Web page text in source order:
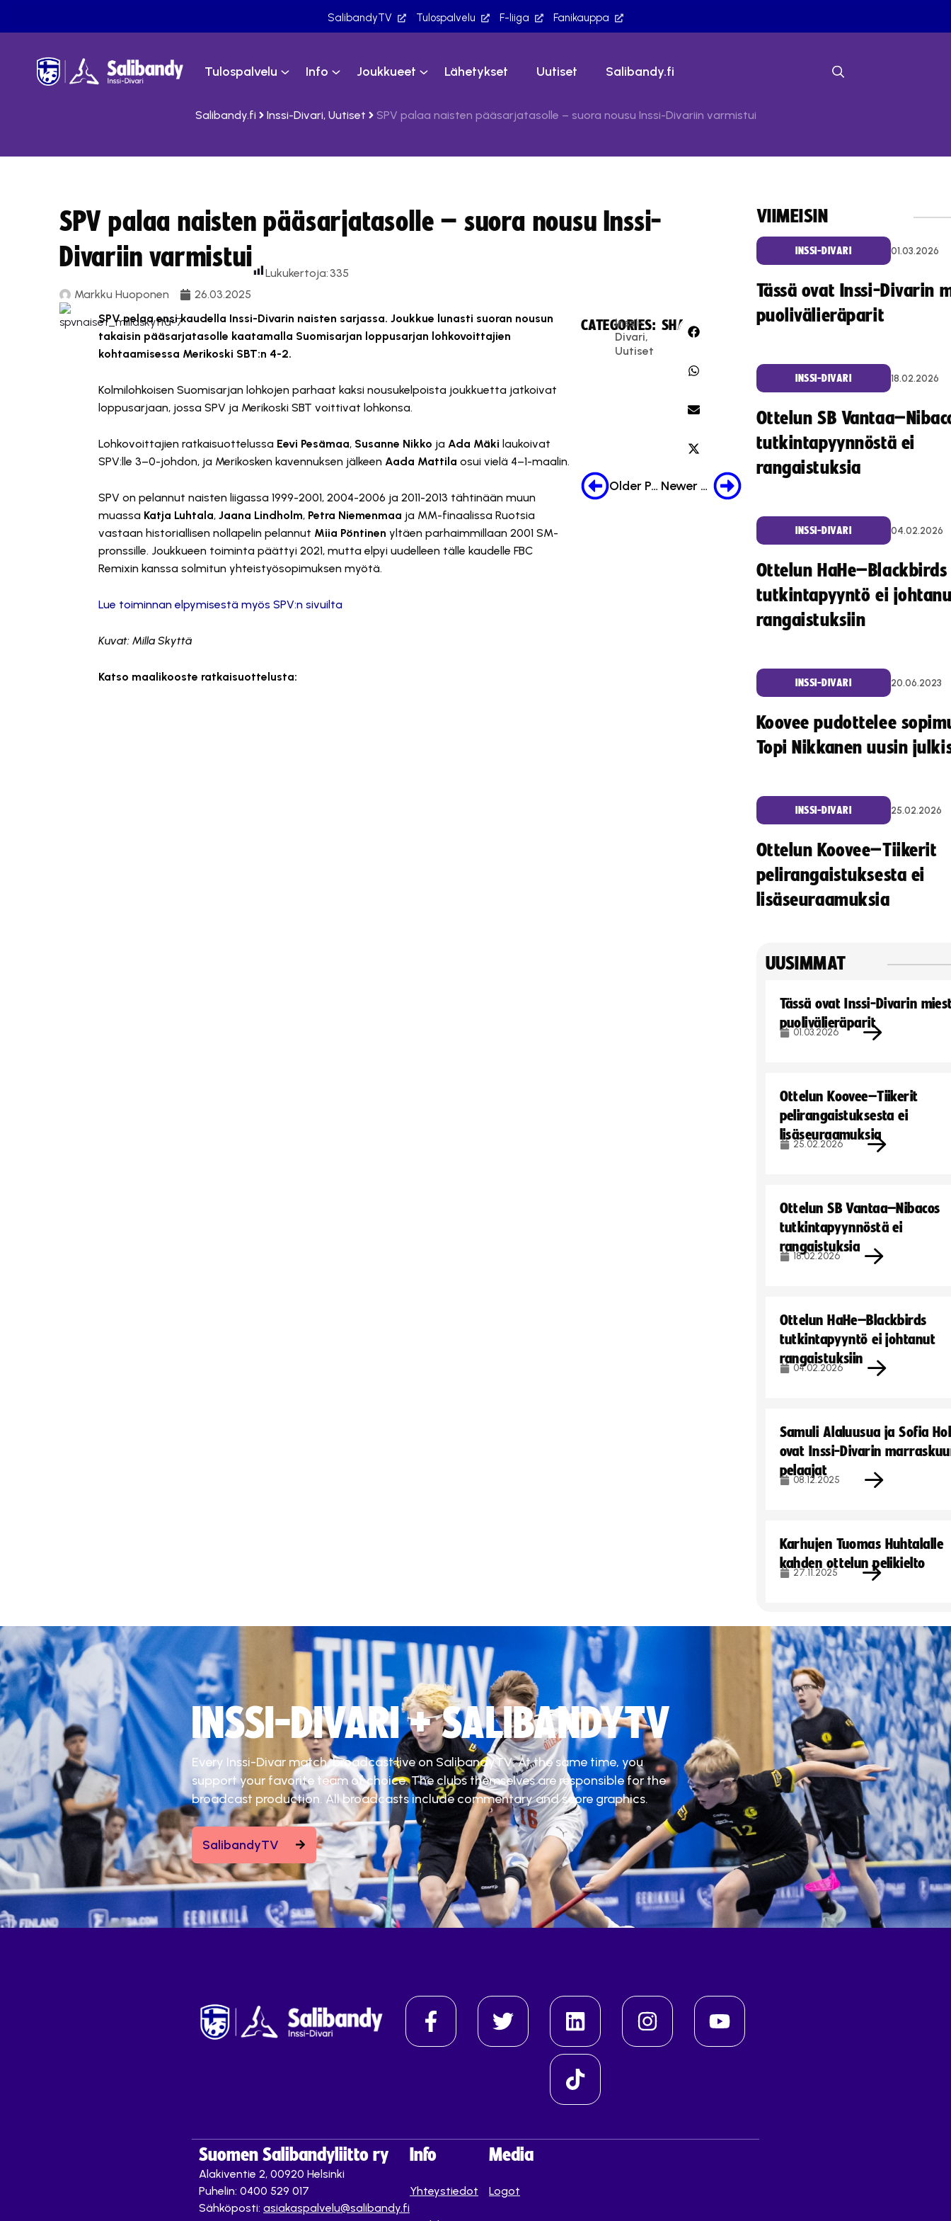
SalibandyTV Tulospalvelu F-liiga Fanikauppa
Tulospalvelu Info Joukkueet Lähetykset Uutiset Salibandy.fi
Salibandy.fi Inssi-Divari, Uutiset SPV palaa naisten pääsarjatasolle – suora nousu Inssi-Divariin varmistui
SPV palaa naisten pääsarjatasolle – suora nousu Inssi-
Divariin varmistui
Markku Huoponen 26.03.2025
Lukukertoja: 335
SPV pelaa ensi kaudella Inssi-Divarin naisten sarjassa. Joukkue lunasti suoran nousun
takaisin pääsarjatasolle kaatamalla Suomisarjan loppusarjan lohkovoittajien
kohtaamisessa Merikoski SBT:n 4-2.
Kolmilohkoisen Suomisarjan lohkojen parhaat kaksi nousukelpoista joukkuetta jatkoivat
loppusarjaan, jossa SPV ja Merikoski SBT voittivat lohkonsa.
Lohkovoittajien ratkaisuottelussa Eevi Pesämaa, Susanne Nikko jaAda Mäki laukoivat
SPV:lle 3–0-johdon, ja Merikosken kavennuksen jälkeenAada Mattila osui vielä 4–1-maalin.
SPV on pelannut naisten liigassa 1999-2001, 2004-2006 ja 2011-2013 tähtinään muun
muassa Katja Luhtala,Jaana Lindholm, Petra Niemenmaa ja MM-finaalissa Ruotsia
vastaan historiallisen nollapelin pelannut Miia Pöntinen yltäen parhaimmillaan 2001 SM-
pronssille. Joukkueen toiminta päättyi 2021, mutta elpyi uudelleen tälle kaudelle FBC
Remixin kanssa solmitun yhteistyösopimuksen myötä.
Lue toiminnan elpymisestä myös SPV:n sivuilta
Kuvat: Milla Skyttä
Katso maalikooste ratkaisuottelusta:
CATEGORIES:
Inssi-
Divari,
Uutiset
SHARE:
Older Post Newer Post
VIIMEISIN
INSSI-DIVARI 01.03.2026
Tässä ovat Inssi-Divarin
puolivälieräparit
INSSI-DIVARI 18.02.2026
Ottelun SB
tutkintapyynnöstä ei
rangaistuksia
INSSI-DIVARI 04.02.2026
Ottelun HaHe–Blackbirds
tutkintapyyntö ei
rangaistuksiin
INSSI-DIVARI 20.06.2023
Koovee pudottelee
Topi Nikkanen uusin
INSSI-DIVARI 25.02.2026
Ottelun Koovee–Tiikerit
pelirangaistuksesta ei
lisäseuraamuksia
UUSIMMAT
Tässä ovat Inssi-Divarin
puolivälieräparit
01.03.2026
Ottelun Koovee–Tiikerit
pelirangaistuksesta ei
lisäseuraamuksia
25.02.2026
Ottelun SB Vantaa–Nibacos
tutkintapyynnöstä ei
rangaistuksia
18.02.2026
Ottelun HaHe–Blackbirds
tutkintapyyntö ei johtanut
rangaistuksiin
04.02.2026
Samuli Alaluusua ja Sofia
ovat Inssi-Divarin
pelaajat
08.12.2025
Karhujen Tuomas Huhtalalle
kahden ottelun pelikielto
27.11.2025
INSSI-DIVARI + SALIBANDYTV
Every Inssi-Divar match, broadcast live on SalibandyTV. At the same time, you
support your favorite team of choice. The clubs themselves are responsible for the
broadcast production. All broadcasts include commentary and score graphics.
SalibandyTV
Suomen Salibandyliitto ry
Alakiventie 2, 00920 Helsinki
Puhelin: 0400 529 017
Sähköposti: asiakaspalvelu@salibandy.fi
Info
Yhteystiedot
Media
Logot